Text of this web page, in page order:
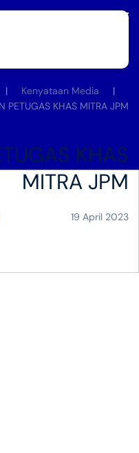
Kenyataan Media
PETUGAS KHAS MITRA JPM
KHAS
MITRA JPM
19 April 2023